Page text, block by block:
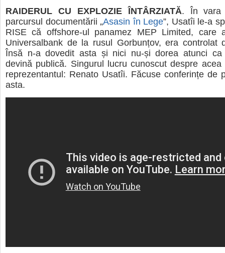
RAIDERUL CU EXPLOZIE ÎNTÂRZIATĂ. În vara
parcursul documentării „Asasin în Lege”, Usatîi le-a
RISE că offshore-ul panamez MEP Limited, care
Universalbank de la rusul Gorbunțov, era controlat
Însă n-a dovedit asta și nici nu-și dorea atunci ca
devină publică. Singurul lucru cunoscut despre acea
reprezentantul: Renato Usatîi. Făcuse conferințe de
asta.